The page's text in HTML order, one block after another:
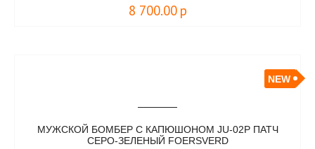
8 700.00 р
NEW
МУЖСКОЙ БОМБЕР С КАПЮШОНОМ JU-02P ПАТЧ
СЕРО-ЗЕЛЕНЫЙ FOERSVERD